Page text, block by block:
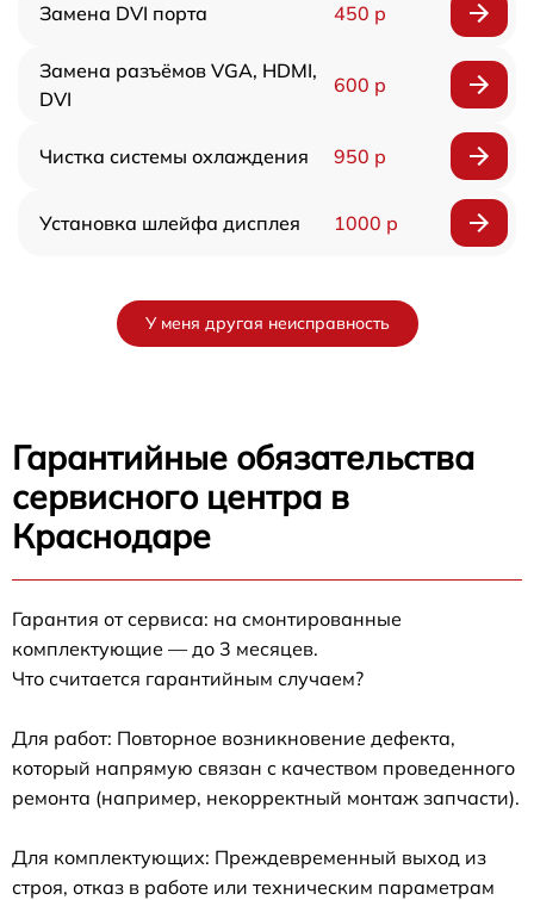
Замена DVI порта 450 р
Замена разъёмов VGA, HDMI,
DVI
600 р
Чистка системы охлаждения 950 р
Установка шлейфа дисплея 1000 р
У меня другая неисправность
Гарантийные обязательства
сервисного центра в
Краснодаре
Гарантия от сервиса: на смонтированные
комплектующие — до 3 месяцев.
Что считается гарантийным случаем?
Для работ: Повторное возникновение дефекта,
который напрямую связан с качеством проведенного
ремонта (например, некорректный монтаж запчасти).
Для комплектующих: Преждевременный выход из
строя, отказ в работе или техническим параметрам